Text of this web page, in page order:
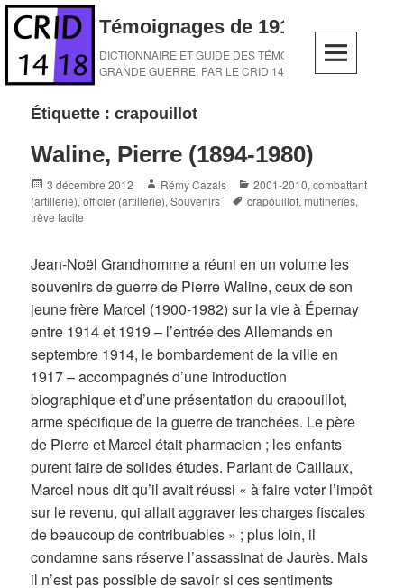
Skip
content
Témoignages de 1914-1918
DICTIONNAIRE ET GUIDE DES TÉMOINS DE LA
GRANDE GUERRE, PAR LE CRID 14-18
Étiquette :crapouillot
Waline, Pierre (1894-1980)
Posted
on
3 décembre 2012 Author
Rémy Cazals Categories
2001-2010,combattant
(artillerie),officier (artillerie),Souvenirs Tags
crapouillot,mutineries,
trêve tacite
Jean-Noël Grandhomme a réuni en un volume les
souvenirs de guerre de Pierre Waline, ceux de son
jeune frère Marcel (1900-1982) sur la vie à Épernay
entre 1914 et 1919 – l’entrée des Allemands en
septembre 1914, le bombardement de la ville en
1917 – accompagnés d’une introduction
biographique et d’une présentation du crapouillot,
arme spécifique de la guerre de tranchées. Le père
de Pierre et Marcel était pharmacien ; les enfants
purent faire de solides études. Parlant de Caillaux,
Marcel nous dit qu’il avait réussi « à faire voter l’impôt
sur le revenu, qui allait aggraver les charges fiscales
de beaucoup de contribuables » ; plus loin, il
condamne sans réserve l’assassinat de Jaurès. Mais
il n’est pas possible de savoir si ces sentiments